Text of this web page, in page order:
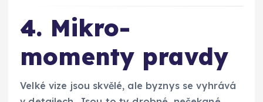
4. Mikro-
momenty pravdy
Velké vize jsou skvělé, ale byznys se vyhrává